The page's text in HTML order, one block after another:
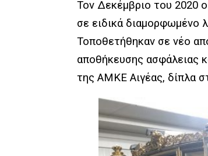
Τον Δεκέμβριο του 2020
σε ειδικά διαμορφωμένο
Τοποθετήθηκαν σε νέο
αποθήκευσης ασφάλειας
της ΑΜΚΕ Αιγέας, δίπλα